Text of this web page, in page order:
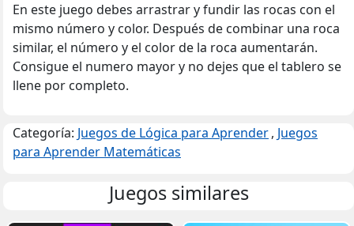
En este juego debes arrastrar y fundir las rocas con el
mismo número y color. Después de combinar una roca
similar, el número y el color de la roca aumentarán.
Consigue el numero mayor y no dejes que el tablero se
llene por completo.
Categoría: Juegos de Lógica para Aprender, Juegos
para Aprender Matemáticas
Juegos similares